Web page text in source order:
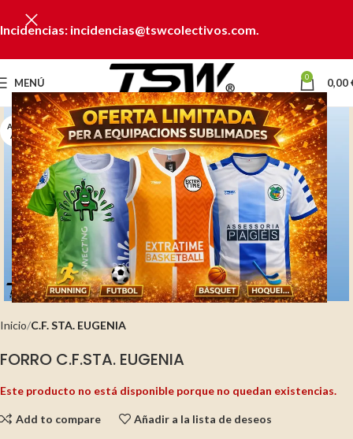
Incidencias: incidencias@tswcolectivos.com.
MENÚ 0 0,00
AGOT
ADO
Clic para ampliar
Inicio C.F. STA. EUGENIA
FORRO C.F.STA. EUGENIA
Este producto no está disponible porque no quedan existencias.
Add to compare Añadir a la lista de deseos